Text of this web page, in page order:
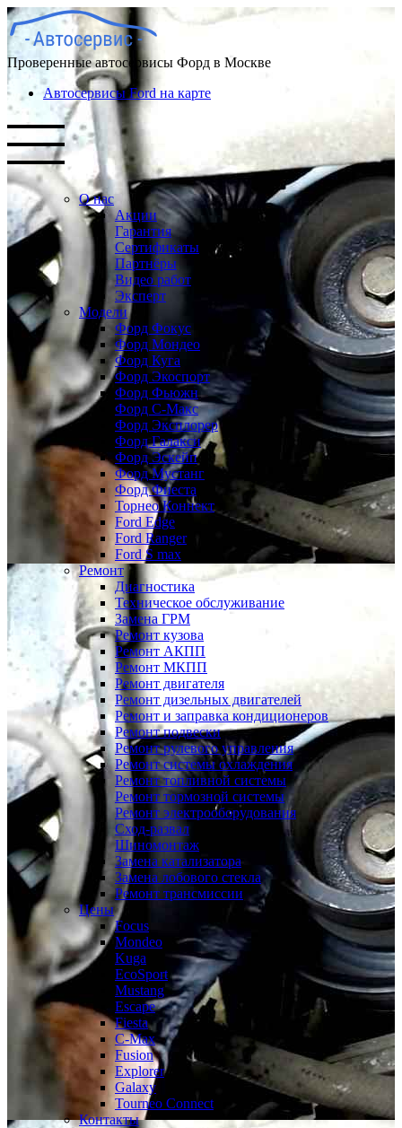
Проверенные автосервисы Форд в Москве
Автосервисы Ford на карте
О нас
Акции
Гарантия
Сертификаты
Партнёры
Видео работ
Эксперт
Модели
Форд Фокус
Форд Мондео
Форд Куга
Форд Экоспорт
Форд Фьюжн
Форд С-Макс
Форд Эксплорер
Форд Галакси
Форд Эскейп
Форд Мустанг
Форд Фиеста
Торнео Коннект
Ford Edge
Ford Ranger
Ford S max
Ремонт
Диагностика
Техническое обслуживание
Замена ГРМ
Ремонт кузова
Ремонт АКПП
Ремонт МКПП
Ремонт двигателя
Ремонт дизельных двигателей
Ремонт и заправка кондиционеров
Ремонт подвески
Ремонт рулевого управления
Ремонт системы охлаждения
Ремонт топливной системы
Ремонт тормозной системы
Ремонт электрооборудования
Сход-развал
Шиномонтаж
Замена катализатора
Замена лобового стекла
Ремонт трансмиссии
Цены
Focus
Mondeo
Kuga
EcoSport
Mustang
Escape
Fiesta
C-Max
Fusion
Explorer
Galaxy
Tourneo Connect
Контакты